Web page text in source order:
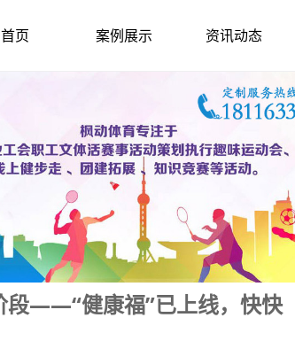
首页 案例展示 资讯动态
段——“健康福”已上线，快快